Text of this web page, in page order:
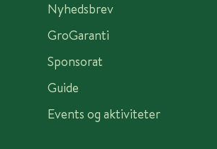
Nyhedsbrev
GroGaranti
Sponsorat
Guide
Events og aktiviteter